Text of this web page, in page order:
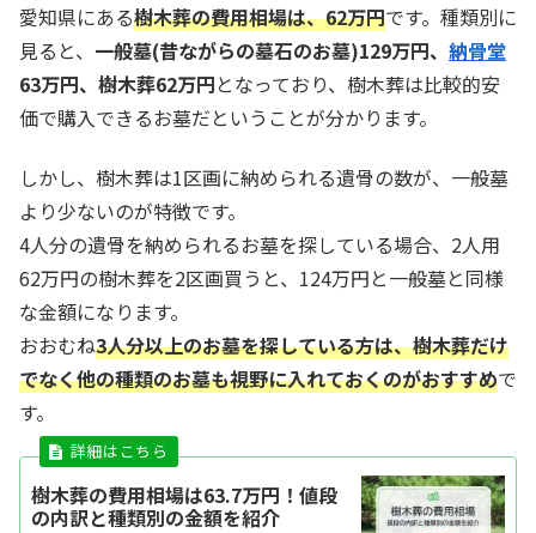
愛知県にある樹木葬の費用相場は、62万円です。種類別に
見ると、 一般墓(昔ながらの墓石のお墓)129万円、 納骨堂
63万円、樹木葬62万円となっており、樹木葬は比較的安
価で購入できるお墓だということが分かります。
しかし、樹木葬は1区画に納められる遺骨の数が、一般墓
より少ないのが特徴です。
4人分の遺骨を納められるお墓を探している場合、2人用
62万円の樹木葬を2区画買うと、124万円と一般墓と同様
な金額になります。
おおむね3人分以上のお墓を探している方は、樹木葬だけ
でなく他の種類のお墓も視野に入れておくのがおすすめで
す。
樹木葬の費用相場は63.7万円！値段
の内訳と種類別の金額を紹介